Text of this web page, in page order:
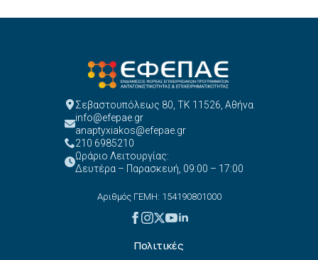
Σεβαστουπόλεως 80, ΤΚ 11526, Αθήνα
info@efepae.gr
anaptyxiakos@efepae.gr
210 6985210
Ωράριο Λειτουργίας:
Δευτέρα – Παρασκευή, 09:00 – 17:00
Αριθμός ΓΕΜΗ: 154190801000
Πολιτικές